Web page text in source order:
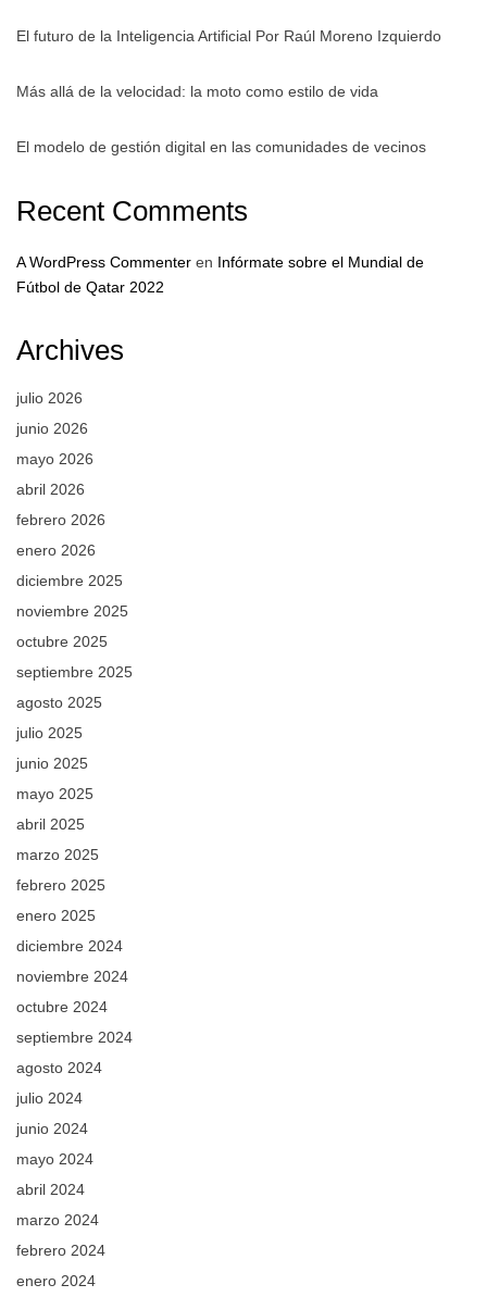
El futuro de la Inteligencia Artificial Por Raúl Moreno Izquierdo
Más allá de la velocidad: la moto como estilo de vida
El modelo de gestión digital en las comunidades de vecinos
Recent Comments
A WordPress Commenter en Infórmate sobre el Mundial de
Fútbol de Qatar 2022
Archives
julio 2026
junio 2026
mayo 2026
abril 2026
febrero 2026
enero 2026
diciembre 2025
noviembre 2025
octubre 2025
septiembre 2025
agosto 2025
julio 2025
junio 2025
mayo 2025
abril 2025
marzo 2025
febrero 2025
enero 2025
diciembre 2024
noviembre 2024
octubre 2024
septiembre 2024
agosto 2024
julio 2024
junio 2024
mayo 2024
abril 2024
marzo 2024
febrero 2024
enero 2024